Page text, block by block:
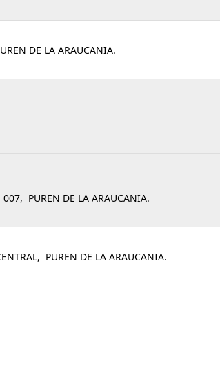
DE LA ARAUCANIA.
PUREN DE LA ARAUCANIA.
PUREN DE LA ARAUCANIA.